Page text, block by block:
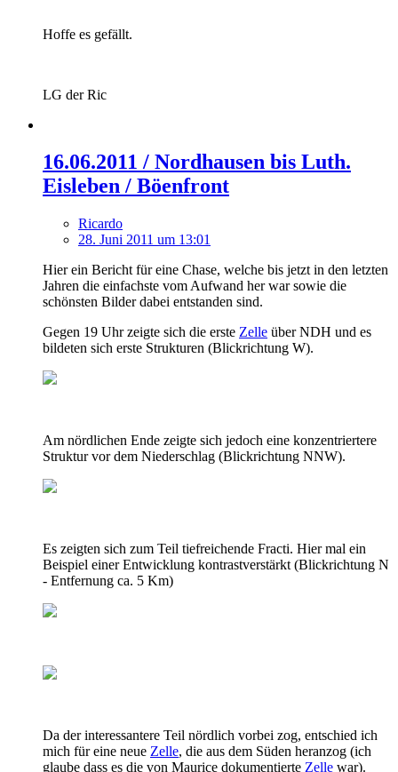
Hoffe es gefällt.
LG der Ric
16.06.2011 / Nordhausen bis Luth.
Eisleben / Böenfront
Ricardo
28. Juni 2011 um 13:01
Hier ein Bericht für eine Chase, welche bis jetzt in den letzten
Jahren die einfachste vom Aufwand her war sowie die
schönsten Bilder dabei entstanden sind.
Gegen 19 Uhr zeigte sich die erste Zelle über NDH und es
bildeten sich erste Strukturen (Blickrichtung W).
Am nördlichen Ende zeigte sich jedoch eine konzentriertere
Struktur vor dem Niederschlag (Blickrichtung NNW).
Es zeigten sich zum Teil tiefreichende Fracti. Hier mal ein
Beispiel einer Entwicklung kontrastverstärkt (Blickrichtung N
- Entfernung ca. 5 Km)
Da der interessantere Teil nördlich vorbei zog, entschied ich
mich für eine neue Zelle, die aus dem Süden heranzog (ich
glaube dass es die von Maurice dokumentierte Zelle war).